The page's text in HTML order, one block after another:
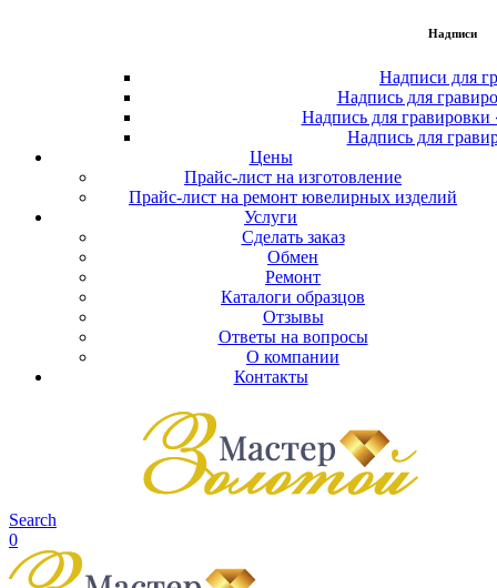
Надписи
Надписи для
Надпись для
Надпись для
Надпись для
Цены
Прайс-лист на изготовление
Прайс-лист на ремонт ювелирных изделий
Услуги
Сделать заказ
Обмен
Ремонт
Каталоги образцов
Отзывы
Ответы на вопросы
О компании
Контакты
Search
0